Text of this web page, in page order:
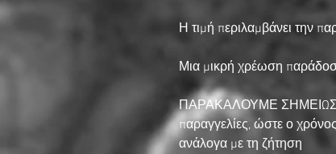
Η τιμή περιλαμβάνει την
Μια μικρή χρέωση
ΠΑΡΑΚΑΛΟΥΜΕ ΣΗΜΕΙΩΣΤΕ,
παραγγελίες, ώστε ο
ανάλογα με τη ζήτηση